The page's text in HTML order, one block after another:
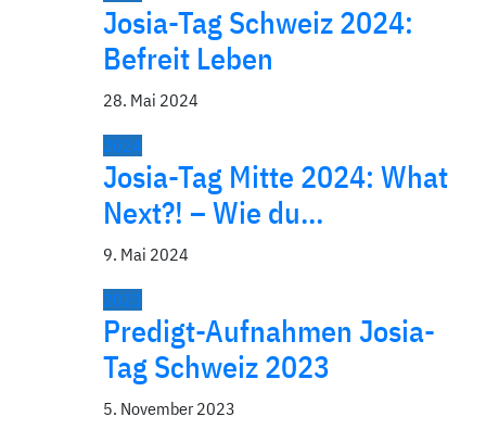
Josia-Tag Schweiz 2024:
Befreit Leben
28. Mai 2024
2024
Josia-Tag Mitte 2024: What
Next?! – Wie du…
9. Mai 2024
2023
Predigt-Aufnahmen Josia-
Tag Schweiz 2023
5. November 2023